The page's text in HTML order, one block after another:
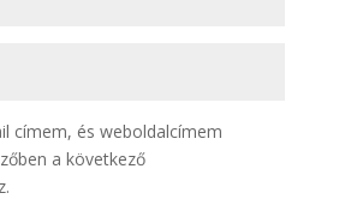
címem, és weboldalcímem
a következő